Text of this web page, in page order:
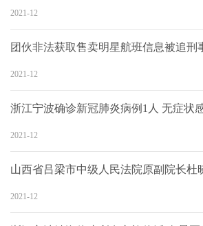
2021-12
团伙非法获取售卖明星航班信息被追刑
2021-12
浙江宁波确诊新冠肺炎病例1人 无症状
2021-12
山西省吕梁市中级人民法院原副院长杜
2021-12